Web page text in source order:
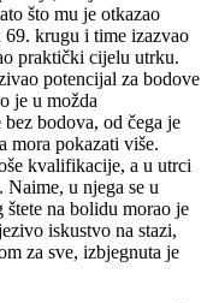
što mu je otkazao
69. krugu i time izazvao
praktički cijelu utrku.
potencijal za bodove
je u možda
bodova, od čega je
mora pokazati više.
kvalifikacije, a u utrci
u njega se u
na bolidu morao je
iskustvo na stazi,
za sve, izbjegnuta je